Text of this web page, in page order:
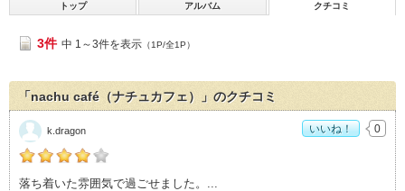
トップ アルバム クチコミ
3件 中 1～3件を表示 （1P/全1P）
「nachu café（ナチュカフェ）」のクチコミ
k.dragonの「nachu café（ナチュカフェ）>」おすすめ度：
落ち着いた雰囲気で過ごせました。
k.dragon いいね！ 0